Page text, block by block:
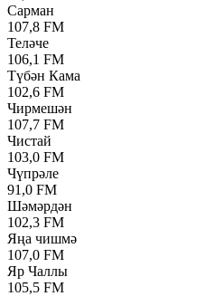
Сарман
107,8 FM
Теләче
106,1 FM
Түбән Кама
102,6 FM
Чирмешән
107,7 FM
Чистай
103,0 FM
Чүпрәле
91,0 FM
Шәмәрдән
102,3 FM
Яңа чишмә
107,0 FM
Яр Чаллы
105,5 FM